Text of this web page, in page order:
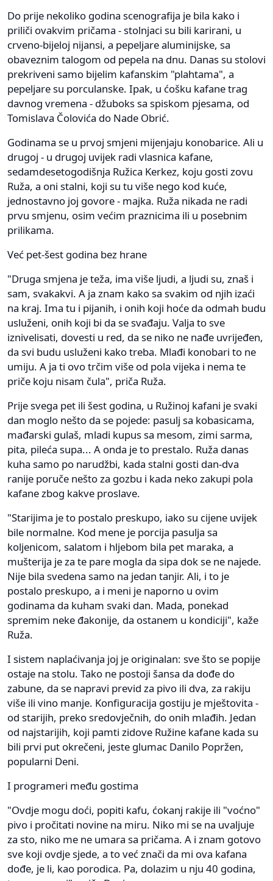
Do prije nekoliko godina scenografija je bila kako i
priliči ovakvim pričama - stolnjaci su bili karirani, u
crveno-bijeloj nijansi, a pepeljare aluminijske, sa
obaveznim talogom od pepela na dnu. Danas su stolovi
prekriveni samo bijelim kafanskim "plahtama", a
pepeljare su porculanske. Ipak, u ćošku kafane trag
davnog vremena - džuboks sa spiskom pjesama, od
Tomislava Čolovića do Nade Obrić.
Godinama se u prvoj smjeni mijenjaju konobarice. Ali u
drugoj - u drugoj uvijek radi vlasnica kafane,
sedamdesetogodišnja Ružica Kerkez, koju gosti zovu
Ruža, a oni stalni, koji su tu više nego kod kuće,
jednostavno joj govore - majka. Ruža nikada ne radi
prvu smjenu, osim većim praznicima ili u posebnim
prilikama.
Već pet-šest godina bez hrane
"Druga smjena je teža, ima više ljudi, a ljudi su, znaš i
sam, svakakvi. A ja znam kako sa svakim od njih izaći
na kraj. Ima tu i pijanih, i onih koji hoće da odmah budu
usluženi, onih koji bi da se svađaju. Valja to sve
iznivelisati, dovesti u red, da se niko ne nađe uvrijeđen,
da svi budu usluženi kako treba. Mlađi konobari to ne
umiju. A ja ti ovo trčim više od pola vijeka i nema te
priče koju nisam čula", priča Ruža.
Prije svega pet ili šest godina, u Ružinoj kafani je svaki
dan moglo nešto da se pojede: pasulj sa kobasicama,
mađarski gulaš, mladi kupus sa mesom, zimi sarma,
pita, pileća supa... A onda je to prestalo. Ruža danas
kuha samo po narudžbi, kada stalni gosti dan-dva
ranije poruče nešto za gozbu i kada neko zakupi pola
kafane zbog kakve proslave.
"Starijima je to postalo preskupo, iako su cijene uvijek
bile normalne. Kod mene je porcija pasulja sa
koljenicom, salatom i hljebom bila pet maraka, a
mušterija je za te pare mogla da sipa dok se ne najede.
Nije bila svedena samo na jedan tanjir. Ali, i to je
postalo preskupo, a i meni je naporno u ovim
godinama da kuham svaki dan. Mada, ponekad
spremim neke đakonije, da ostanem u kondiciji", kaže
Ruža.
I sistem naplaćivanja joj je originalan: sve što se popije
ostaje na stolu. Tako ne postoji šansa da dođe do
zabune, da se napravi previd za pivo ili dva, za rakiju
više ili vino manje. Konfiguracija gostiju je mještovita -
od starijih, preko sredovječnih, do onih mlađih. Jedan
od najstarijih, koji pamti zidove Ružine kafane kada su
bili prvi put okrečeni, jeste glumac Danilo Popržen,
popularni Deni.
I programeri među gostima
"Ovdje mogu doći, popiti kafu, ćokanj rakije ili "voćno"
pivo i pročitati novine na miru. Niko mi se na uvaljuje
za sto, niko me ne umara sa pričama. A i znam gotovo
sve koji ovdje sjede, a to već znači da mi ova kafana
dođe, je li, kao porodica. Pa, dolazim u nju 40 godina,